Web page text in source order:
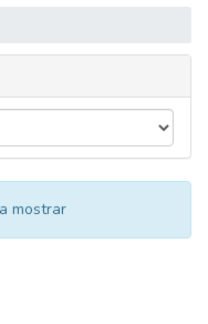
mostrar